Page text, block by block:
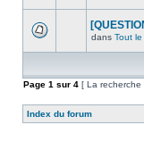
dans Tout le
Page 1 sur 4 [ La recherche
Index du forum